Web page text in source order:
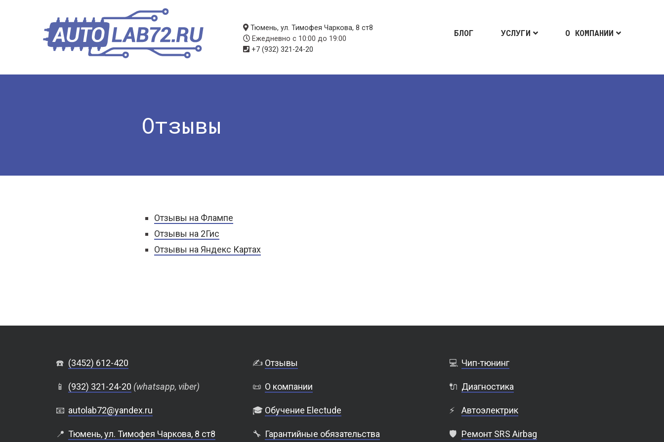
БЛОГ УСЛУГИ О КОМПАНИИ
Тюмень, ул. Тимофея Чаркова, 8 ст8
Ежедневно с 10:00 до 19:00
+7 (932) 321-24-20
Отзывы
Отзывы на Флампе
Отзывы на 2Гис
Отзывы на Яндекс Картах
☎️ (3452) 612-420
📱 (932) 321-24-20 (whatsapp, viber)
📧 autolab72@yandex.ru
📍 Тюмень, ул. Тимофея Чаркова, 8 ст8
✍️ Отзывы
📜 О компании
🎓 Обучение Electude
🔧 Гарантийные обязательства
💻 Чип-тюнинг
🔌 Диагностика
⚡ Автоэлектрик
🛡️ Ремонт SRS Airbag